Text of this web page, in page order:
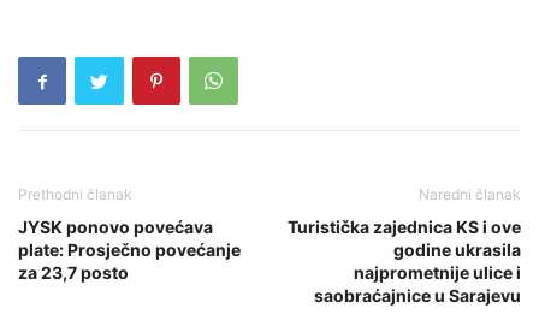
Prethodni članak
JYSK ponovo povećava
plate: Prosječno povećanje
za 23,7 posto
Naredni članak
Turistička zajednica KS i ove
godine ukrasila
najprometnije ulice i
saobraćajnice u Sarajevu